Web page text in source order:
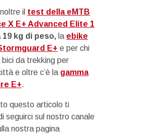
il test della eMTB
X E+ Advanced Elite 1
19 kg di peso, la ebike
E+ e per chi
da trekking per
e oltre c’è la gamma
E+.
questo articolo ti
seguirci sul nostro canale
nostra pagina